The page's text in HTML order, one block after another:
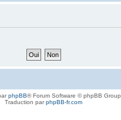
phpBB® Forum Software © phpBB Group
Traduction parphpBB-fr.com